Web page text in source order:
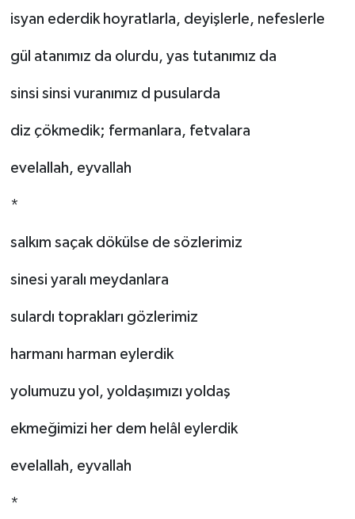
isyan ederdik hoyratlarla, deyişlerle, nefeslerle
gül atanımız da olurdu, yas tutanımız da
sinsi sinsi vuranımız d pusularda
diz çökmedik; fermanlara, fetvalara
evelallah, eyvallah
*
salkım saçak dökülse de sözlerimiz
sinesi yaralı meydanlara
sulardı toprakları gözlerimiz
harmanı harman eylerdik
yolumuzu yol, yoldaşımızı yoldaş
ekmeğimizi her dem helâl eylerdik
evelallah, eyvallah
*